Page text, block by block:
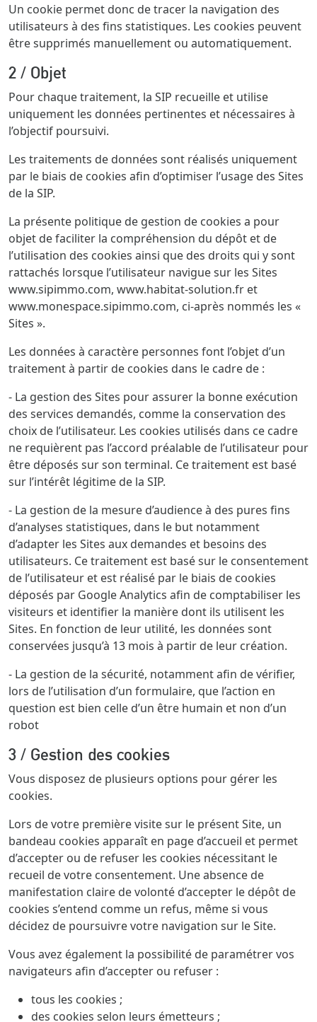
Un cookie permet donc de tracer la navigation des
utilisateurs à des fins statistiques. Les cookies peuvent
être supprimés manuellement ou automatiquement.
2 / Objet
Pour chaque traitement, la SIP recueille et utilise
uniquement les données pertinentes et nécessaires à
l’objectif poursuivi.
Les traitements de données sont réalisés uniquement
par le biais de cookies afin d’optimiser l’usage des Sites
de la SIP.
La présente politique de gestion de cookies a pour
objet de faciliter la compréhension du dépôt et de
l’utilisation des cookies ainsi que des droits qui y sont
rattachés lorsque l’utilisateur navigue sur les Sites
www.sipimmo.com, www.habitat-solution.fr et
www.monespace.sipimmo.com, ci-après nommés les «
Sites ».
Les données à caractère personnes font l’objet d’un
traitement à partir de cookies dans le cadre de :
- La gestion des Sites pour assurer la bonne exécution
des services demandés, comme la conservation des
choix de l’utilisateur. Les cookies utilisés dans ce cadre
ne requièrent pas l’accord préalable de l’utilisateur pour
être déposés sur son terminal. Ce traitement est basé
sur l’intérêt légitime de la SIP.
- La gestion de la mesure d’audience à des pures fins
d’analyses statistiques, dans le but notamment
d’adapter les Sites aux demandes et besoins des
utilisateurs. Ce traitement est basé sur le consentement
de l’utilisateur et est réalisé par le biais de cookies
déposés par Google Analytics afin de comptabiliser les
visiteurs et identifier la manière dont ils utilisent les
Sites. En fonction de leur utilité, les données sont
conservées jusqu’à 13 mois à partir de leur création.
- La gestion de la sécurité, notamment afin de vérifier,
lors de l’utilisation d’un formulaire, que l’action en
question est bien celle d’un être humain et non d’un
robot
3 / Gestion des cookies
Vous disposez de plusieurs options pour gérer les
cookies.
Lors de votre première visite sur le présent Site, un
bandeau cookies apparaît en page d’accueil et permet
d’accepter ou de refuser les cookies nécessitant le
recueil de votre consentement. Une absence de
manifestation claire de volonté d’accepter le dépôt de
cookies s’entend comme un refus, même si vous
décidez de poursuivre votre navigation sur le Site.
Vous avez également la possibilité de paramétrer vos
navigateurs afin d’accepter ou refuser :
tous les cookies ;
des cookies selon leurs émetteurs ;